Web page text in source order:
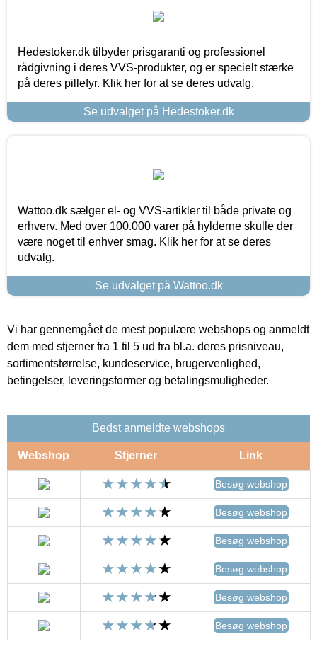
Hedestoker.dk tilbyder prisgaranti og professionel
rådgivning i deres VVS-produkter, og er specielt stærke
på deres pillefyr. Klik her for at se deres udvalg.
Se udvalget på Hedestoker.dk
Wattoo.dk sælger el- og VVS-artikler til både private og
erhverv. Med over 100.000 varer på hylderne skulle der
være noget til enhver smag. Klik her for at se deres
udvalg.
Se udvalget på Wattoo.dk
Vi har gennemgået de mest populære webshops og anmeldt
dem med stjerner fra 1 til 5 ud fra bl.a. deres prisniveau,
sortimentstørrelse, kundeservice, brugervenlighed,
betingelser, leveringsformer og betalingsmuligheder.
Bedst anmeldte webshops
Webshop Stjerner Link
Besøg webshop
Besøg webshop
Besøg webshop
Besøg webshop
Besøg webshop
Besøg webshop